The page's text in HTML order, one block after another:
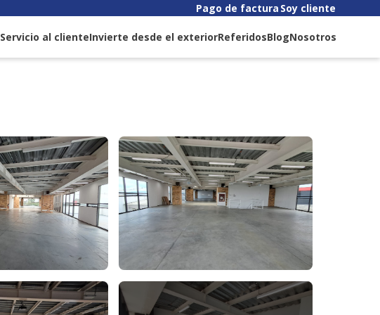
Pago de factura Soy cliente
Servicio al clienteInvierte desde el exteriorReferidosBlogNosotros